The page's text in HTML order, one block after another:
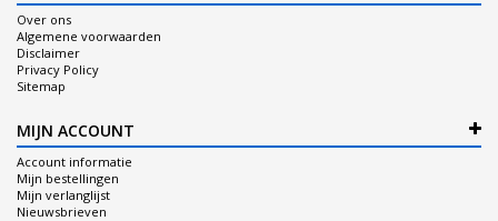
Over ons
Algemene voorwaarden
Disclaimer
Privacy Policy
Sitemap
MIJN ACCOUNT
Account informatie
Mijn bestellingen
Mijn verlanglijst
Nieuwsbrieven